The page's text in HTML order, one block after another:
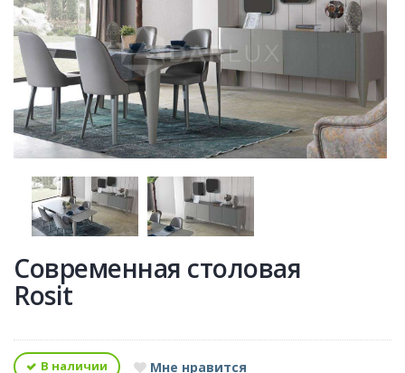
Современная столовая
Rosit
В наличии Мне нравится